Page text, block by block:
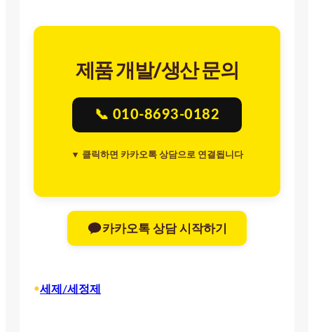
제품 개발/생산 문의
📞 010-8693-0182
▼ 클릭하면 카카오톡 상담으로 연결됩니다
카카오톡 상담 시작하기
•세제/세정제